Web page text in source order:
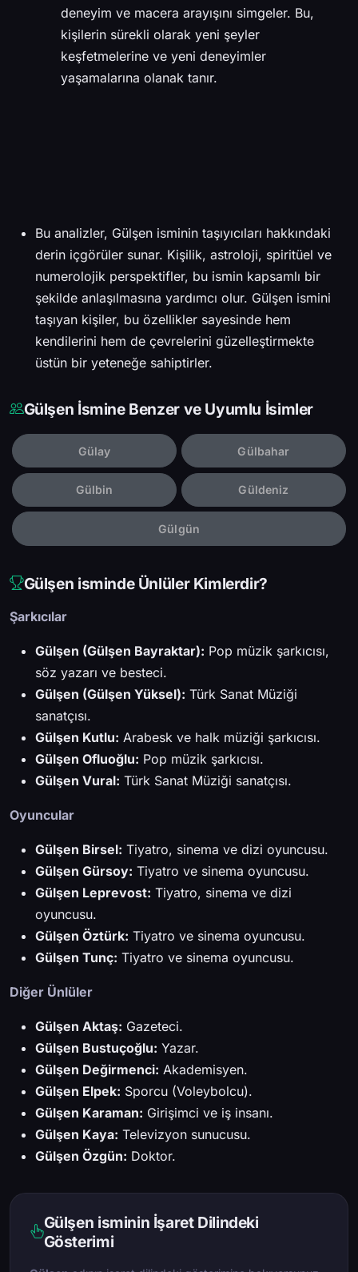
deneyim ve macera arayışını simgeler. Bu,
kişilerin sürekli olarak yeni şeyler
keşfetmelerine ve yeni deneyimler
yaşamalarına olanak tanır.
Bu analizler, Gülşen isminin taşıyıcıları hakkındaki
derin içgörüler sunar. Kişilik, astroloji, spiritüel ve
numerolojik perspektifler, bu ismin kapsamlı bir
şekilde anlaşılmasına yardımcı olur. Gülşen ismini
taşıyan kişiler, bu özellikler sayesinde hem
kendilerini hem de çevrelerini güzelleştirmekte
üstün bir yeteneğe sahiptirler.
Gülşen İsmine Benzer ve Uyumlu İsimler
Gülay Gülbahar
Gülbin Güldeniz
Gülgün
Gülşen isminde Ünlüler Kimlerdir?
Şarkıcılar
Gülşen (Gülşen Bayraktar): Pop müzik şarkıcısı,
söz yazarı ve besteci.
Gülşen (Gülşen Yüksel): Türk Sanat Müziği
sanatçısı.
Gülşen Kutlu: Arabesk ve halk müziği şarkıcısı.
Gülşen Ofluoğlu: Pop müzik şarkıcısı.
Gülşen Vural: Türk Sanat Müziği sanatçısı.
Oyuncular
Gülşen Birsel: Tiyatro, sinema ve dizi oyuncusu.
Gülşen Gürsoy: Tiyatro ve sinema oyuncusu.
Gülşen Leprevost: Tiyatro, sinema ve dizi
oyuncusu.
Gülşen Öztürk: Tiyatro ve sinema oyuncusu.
Gülşen Tunç: Tiyatro ve sinema oyuncusu.
Diğer Ünlüler
Gülşen Aktaş: Gazeteci.
Gülşen Bustuçoğlu: Yazar.
Gülşen Değirmenci: Akademisyen.
Gülşen Elpek: Sporcu (Voleybolcu).
Gülşen Karaman: Girişimci ve iş insanı.
Gülşen Kaya: Televizyon sunucusu.
Gülşen Özgün: Doktor.
Gülşen isminin İşaret Dilindeki
Gösterimi